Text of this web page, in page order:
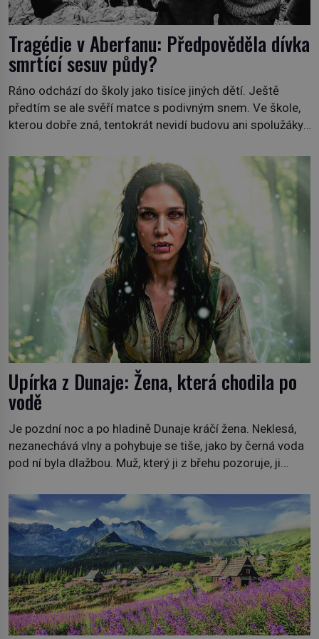
Tragédie v Aberfanu: Předpověděla dívka
smrtící sesuv půdy?
Ráno odchází do školy jako tisíce jiných dětí. Ještě
předtím se ale svěří matce s podivným snem. Ve škole,
kterou dobře zná, tentokrát nevidí budovu ani spolužáky.
později je mrtvá. Mohla devítiletá Zahlédla vlastní
osud? Dne 21. října 1966 se velšská vesnice Aberfan […]
Upírka z Dunaje: Žena, která chodila po
vodě
Je pozdní noc a po hladině Dunaje kráčí žena. Neklesá,
nezanechává vlny a pohybuje se tiše, jako by černá voda
pod ní byla dlažbou. Muž, který ji z břehu pozoruje, ji
mrtvá celé století. Vesnice Kisiljevo v severovýchodním
Srbsku má s upíry nevyřízené účty. […]